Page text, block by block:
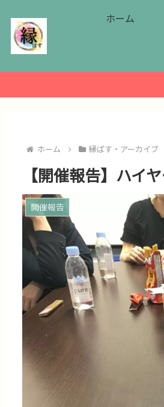
ホーム
ホーム 縁ぱす・アーカイブ
【開催報告】ハイ
開催報告